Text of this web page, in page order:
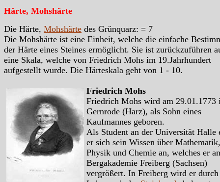
Härte, Mohshärte
Die Härte, Mohshärte des Grünquarz: = 7
Die Mohshärte ist eine Einheit, welche die einfache
der Härte eines Steines ermöglicht. Sie ist zurückzuführen
eine Skala, welche von Friedrich Mohs im 19.Jahrhundert
aufgestellt wurde. Die Härteskala geht von 1 - 10.
Friedrich Mohs
Friedrich Mohs wird am 29.01.1773
Gernrode (Harz), als Sohn eines
Kaufmannes geboren.
Als Student an der Universität Halle
er sich sein Wissen über Mathematik,
Physik und Chemie an, welches er
Bergakademie Freiberg (Sachsen)
vergrößert. In Freiberg wird er durch